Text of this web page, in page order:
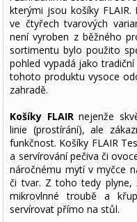
kterými jsou košíky
ve čtyřech tvarových
není vyroben z běžného
sortimentu bylo použito
pohled vypadá jako
tohoto produktu vysoce
zahradě.
Košíky FLAIRnejenže
linie (prostírání), ale
funkčnost. Košíky FLAIR
a servírování pečiva či
náročnému mytí v myčce
či tvar. Z toho tedy plyne,
mikrovlnné troubě a
servírovat přímo na stůl.